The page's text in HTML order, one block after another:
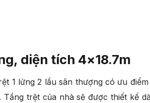
diện tích 4×18.7m
1 lửng 2 lầu sân thượng có ưu
trệt của nhà sẽ được thiết kế